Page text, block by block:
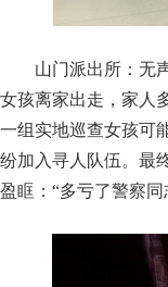
山门派出所：无
女孩离家出走，家人
一组实地巡查女孩可
纷加入寻人队伍。最
盈眶：“多亏了警察